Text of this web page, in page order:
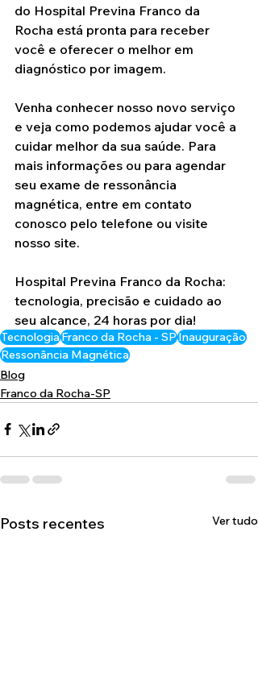
do Hospital Previna Franco da
Rocha está pronta para receber
você e oferecer o melhor em
diagnóstico por imagem.
Venha conhecer nosso novo serviço
e veja como podemos ajudar você a
cuidar melhor da sua saúde. Para
mais informações ou para agendar
seu exame de ressonância
magnética, entre em contato
conosco pelo telefone ou visite
nosso site.
Hospital Previna Franco da Rocha:
tecnologia, precisão e cuidado ao
seu alcance, 24 horas por dia!
TecnologiaFranco da Rocha - SPInauguração
Ressonância Magnética
Blog
Franco da Rocha-SP
Posts recentes Ver tudo